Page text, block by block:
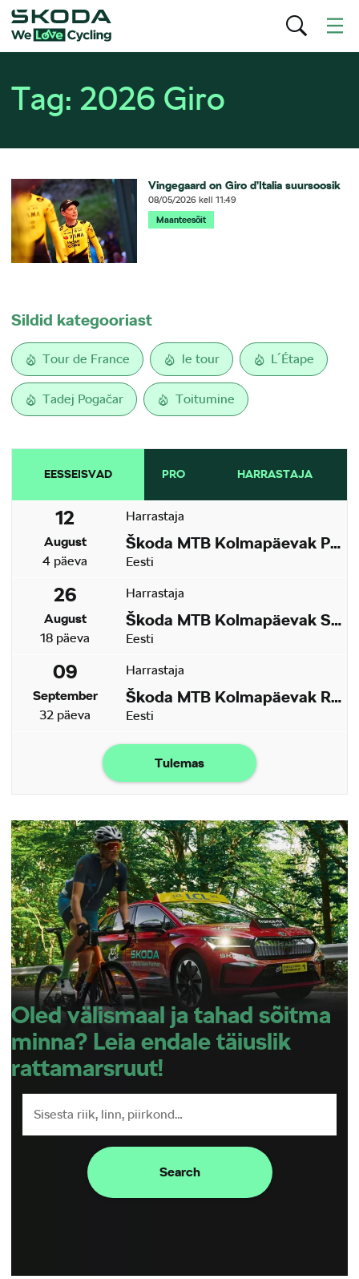
Tag: 2026 Giro
Vingegaard on Giro d’Italia suursoosik
08/05/2026kell 11:49
Maanteesõit
Sildid kategooriast
Tour de France le tour L´Étape
Tadej Pogačar Toitumine
EESSEISVAD PRO HARRASTAJA
12
August
4 päeva
Harrastaja
Škoda MTB Kolmapäevak Pirita SKO Motors Spetsiaal
Eesti
26
August
18 päeva
Harrastaja
Škoda MTB Kolmapäevak Saku
Eesti
09
September
32 päeva
Harrastaja
Škoda MTB Kolmapäevak Ruu
Eesti
Tulemas
Oled välismaal ja tahad sõitma
minna? Leia endale täiuslik
rattamarsruut!
Search